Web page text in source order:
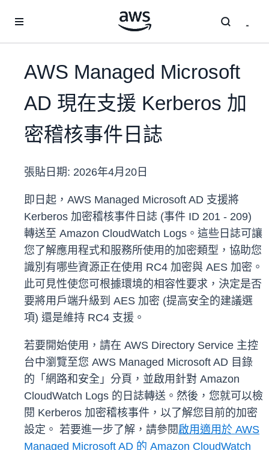
AWS Managed Microsoft
AD 現在支援 Kerberos 加
密稽核事件日誌
張貼日期: 2026年4月20日
即日起，AWS Managed Microsoft AD 支援將
Kerberos 加密稽核事件日誌 (事件 ID 201 - 209)
轉送至 Amazon CloudWatch Logs。這些日誌可讓
您了解應用程式和服務所使用的加密類型，協助您
識別有哪些資源正在使用 RC4 加密與 AES 加密。
此可見性使您可根據環境的相容性要求，決定是否
要將用戶端升級到 AES 加密 (提高安全的建議選
項) 還是維持 RC4 支援。
若要開始使用，請在 AWS Directory Service 主控
台中瀏覽至您 AWS Managed Microsoft AD 目錄
的「網路和安全」分頁，並啟用針對 Amazon
CloudWatch Logs 的日誌轉送。然後，您就可以檢
閱 Kerberos 加密稽核事件，以了解您目前的加密
設定。 若要進一步了解，請參閱啟用適用於 AWS
Managed Microsoft AD 的 Amazon CloudWatch